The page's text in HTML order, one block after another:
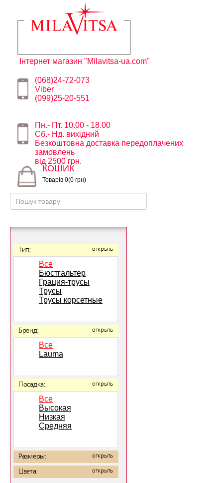
Інтернет магазин "Milavitsa-ua.com"
(068)24-72-073
Viber
(099)25-20-551
Пн.- Пт. 10.00 - 18.00
Сб.- Нд. вихідний
Безкоштовна доставка передоплачених
замовлень
від 2500 грн.
КОШИК
Товарів 0(0 грн)
Тип: открыть
Все
Бюстгальтер
Грация-трусы
Трусы
Трусы корсетные
Бренд: открыть
Все
Lauma
Посадка: открыть
Все
Высокая
Низкая
Средняя
Размеры: открыть
Цвета: открыть